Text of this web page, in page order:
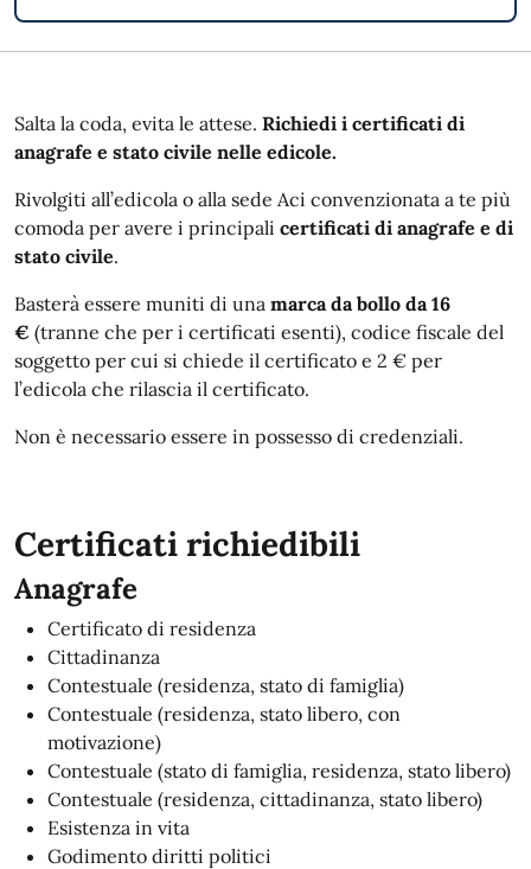
Salta la coda, evita le attese. Richiedi i certificati di
anagrafe e stato civile nelle edicole.
Rivolgiti all’edicola o alla sede Aci convenzionata a te più
comoda per avere i principali certificati di anagrafe e di
stato civile.
Basterà essere muniti di una marca da bollo da 16
€ (tranne che per i certificati esenti), codice fiscale del
soggetto per cui si chiede il certificato e 2 € per
l’edicola che rilascia il certificato.
Non è necessario essere in possesso di credenziali.
Certificati richiedibili
Anagrafe
Certificato di residenza
Cittadinanza
Contestuale (residenza, stato di famiglia)
Contestuale (residenza, stato libero, con
motivazione)
Contestuale (stato di famiglia, residenza, stato libero)
Contestuale (residenza, cittadinanza, stato libero)
Esistenza in vita
Godimento diritti politici